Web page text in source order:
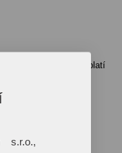
minimálne 300 Dpi (platí
s.r.o.,